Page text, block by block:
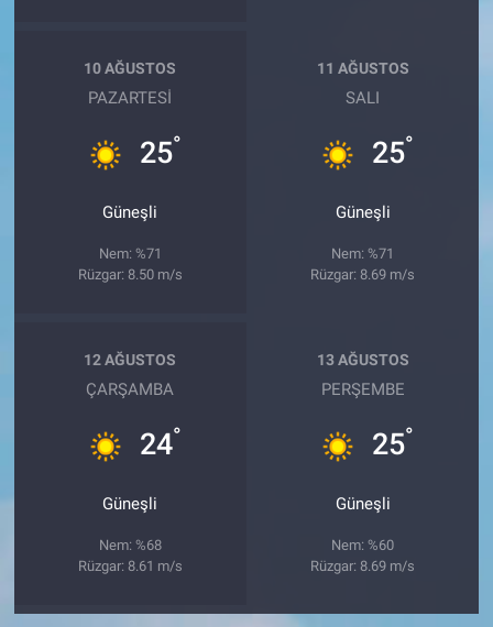
10 AĞUSTOS
PAZARTESI
25°
Güneşli
Nem: %71
Rüzgar: 8.50 m/s
11 AĞUSTOS
SALI
25°
Güneşli
Nem: %71
Rüzgar: 8.69 m/s
12 AĞUSTOS
ÇARŞAMBA
24°
Güneşli
Nem: %68
Rüzgar: 8.61 m/s
13 AĞUSTOS
PERŞEMBE
25°
Güneşli
Nem: %60
Rüzgar: 8.69 m/s